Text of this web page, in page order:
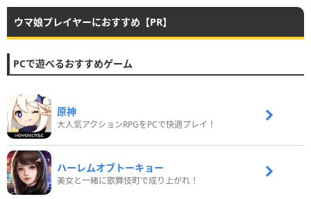
ウマ娘プレイヤーにおすすめ【PR】
PCで遊べるおすすめゲーム
原神
大人気アクションRPGをPCで快適プレイ！
ハーレムオブトーキョー
美女と一緒に歌舞伎町で成り上がれ！